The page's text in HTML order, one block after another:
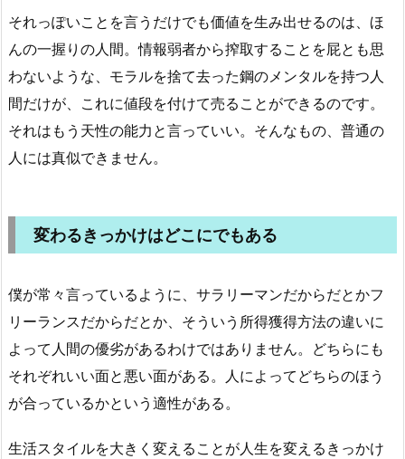
それっぽいことを言うだけでも価値を生み出せるのは、ほ
んの一握りの人間。情報弱者から搾取することを屁とも思
わないような、モラルを捨て去った鋼のメンタルを持つ人
間だけが、これに値段を付けて売ることができるのです。
それはもう天性の能力と言っていい。そんなもの、普通の
人には真似できません。
変わるきっかけはどこにでもある
僕が常々言っているように、サラリーマンだからだとかフ
リーランスだからだとか、そういう所得獲得方法の違いに
よって人間の優劣があるわけではありません。どちらにも
それぞれいい面と悪い面がある。人によってどちらのほう
が合っているかという適性がある。
生活スタイルを大きく変えることが人生を変えるきっかけ